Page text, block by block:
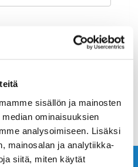
sisällön ja mainosten
ominaisuuksien
analysoimiseen. Lisäksi
mainosalan ja analytiikka-
siitä, miten käytät